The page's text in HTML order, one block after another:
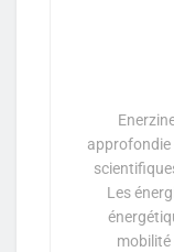
approfondie
Les